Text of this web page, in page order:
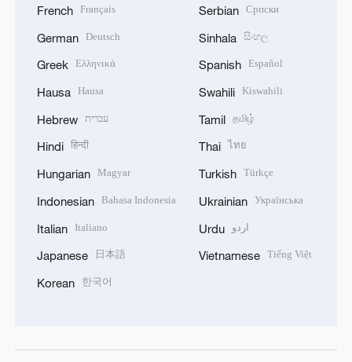
French Français
German Deutsch
Greek Ελληνικά
Hausa Hausa
Hebrew עברית
Hindi हिन्दी
Hungarian Magyar
Indonesian Bahasa Indonesia
Italian Italiano
Japanese 日本語
Korean 한국어
Serbian Српски
Sinhala සිංහල
Spanish Español
Swahili Kiswahili
Tamil தமிழ்
Thai ไทย
Turkish Türkçe
Ukrainian Українська
Urdu اردو
Vietnamese Tiếng Việt